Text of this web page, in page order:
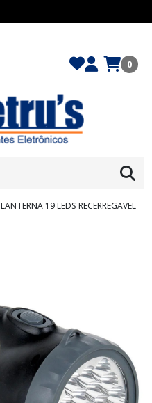
0
LANTERNA 19 LEDS RECERREGAVEL